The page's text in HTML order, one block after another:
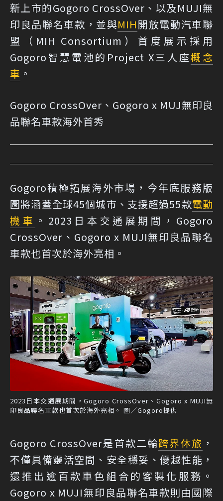
新上市的Gogoro CrossOver、以及MUJI無
印良品聯名車款，並與MIH開放電動汽車聯
盟（MIH Consortium）首度展示採用
Gogoro智慧電池的Project X三人座概念
車 。
Gogoro CrossOver、Gogoro x MUJ無印良
品聯名車款海外首秀
Gogoro積極拓展海外市場，今年底服務版
圖將涵蓋全球45個城市、支援超過55款電動
機車 。2023日本交通展期間，Gogoro
CrossOver、Gogoro x MUJI無印良品聯名
車款也首次於海外亮相。
2023日本交通展期間，Gogoro CrossOver、Gogoro x MUJI無
印良品聯名車款也首次於海外亮相。 圖／Gogoro提供
Gogoro CrossOver是首款二輪跨界休旅 ，
不僅具備靈活空間、安全穩妥、優越性能，
還推出逾百款車色組合的客製化服務。
Gogoro x MUJI無印良品聯名車款則由國際